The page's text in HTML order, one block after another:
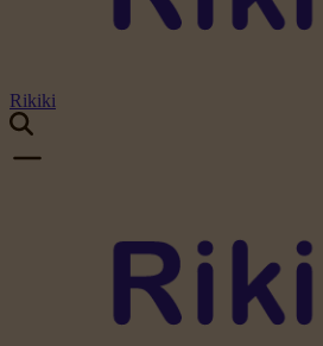
Rikiki